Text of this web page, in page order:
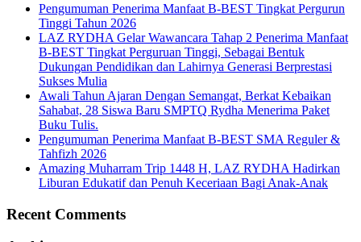
Pengumuman Penerima Manfaat B-BEST Tingkat Pergurun
Tinggi Tahun 2026
LAZ RYDHA Gelar Wawancara Tahap 2 Penerima Manfaat
B-BEST Tingkat Perguruan Tinggi, Sebagai Bentuk
Dukungan Pendidikan dan Lahirnya Generasi Berprestasi
Sukses Mulia
Awali Tahun Ajaran Dengan Semangat, Berkat Kebaikan
Sahabat, 28 Siswa Baru SMPTQ Rydha Menerima Paket
Buku Tulis.
Pengumuman Penerima Manfaat B-BEST SMA Reguler &
Tahfizh 2026
Amazing Muharram Trip 1448 H, LAZ RYDHA Hadirkan
Liburan Edukatif dan Penuh Keceriaan Bagi Anak-Anak
Recent Comments